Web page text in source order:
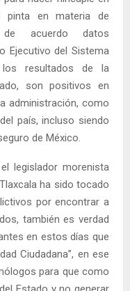
en materia de
acuerdo datos
Ejecutivo del Sistema
los resultados de la
son positivos en
administración, como
país, incluso siendo
de México.
legislador morenista
ha sido tocado
por encontrar a
también es verdad
en estos días que
Ciudadana”, en ese
para que como